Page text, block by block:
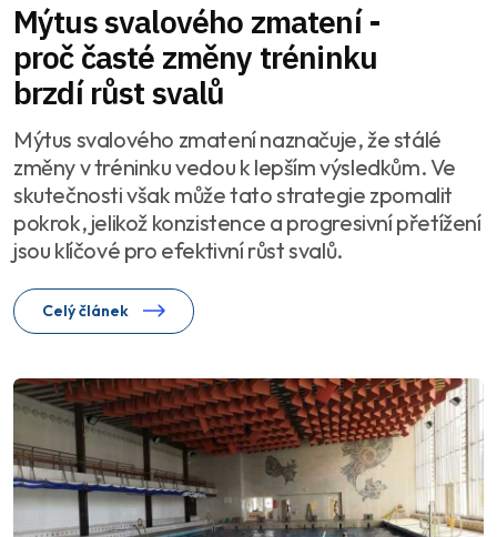
Mýtus svalového zmatení -
proč časté změny tréninku
brzdí růst svalů
Mýtus svalového zmatení naznačuje, že stálé
změny v tréninku vedou k lepším výsledkům. Ve
skutečnosti však může tato strategie zpomalit
pokrok, jelikož konzistence a progresivní přetížení
jsou klíčové pro efektivní růst svalů.
Celý článek